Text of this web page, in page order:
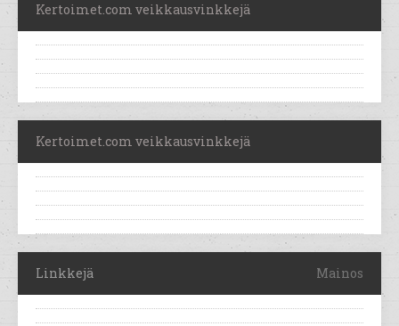
Kertoimet.com veikkausvinkkejä
Kertoimet.com veikkausvinkkejä
Linkkejä Mainos